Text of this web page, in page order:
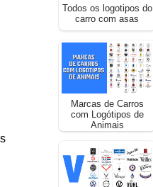
Todos os logotipos do
carro com asas
Marcas de Carros
com Logótipos de
Animais